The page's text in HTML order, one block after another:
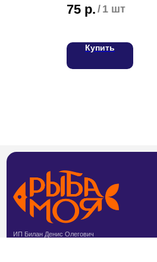
75 р. / 1 шт
Купить
обработки персональных данных